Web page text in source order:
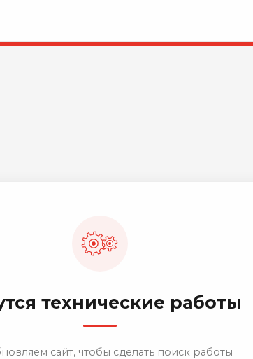
технические работы
сайт, чтобы сделать поиск работы